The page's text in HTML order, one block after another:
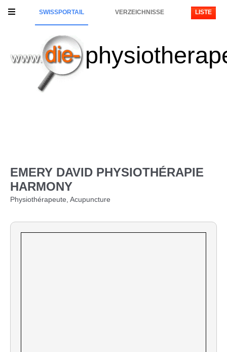
SWISSPORTAIL VERZEICHNISSE LISTE
EMERY DAVID PHYSIOTHÉRAPIE
HARMONY
Physiothérapeute, Acupuncture